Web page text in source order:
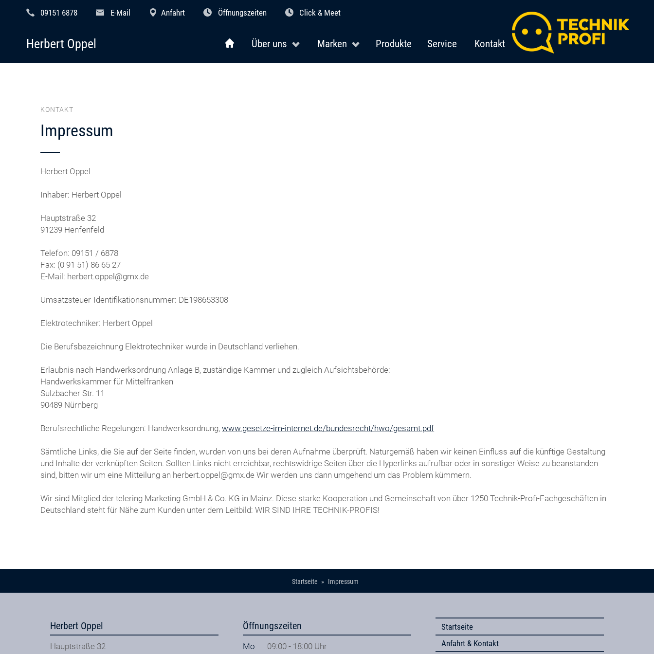
09151 6878 E-Mail Anfahrt Öffnungszeiten Click & Meet
Über uns Marken Produkte Service Kontakt
Herbert Oppel
KONTAKT
Impressum
Herbert Oppel
Inhaber: Herbert Oppel
Hauptstraße 32
91239 Henfenfeld
Telefon: 09151 / 6878
Fax: (0 91 51) 86 65 27
E-Mail: herbert.oppel@gmx.de
Umsatzsteuer-Identifikationsnummer: DE198653308
Elektrotechniker: Herbert Oppel
Die Berufsbezeichnung Elektrotechniker wurde in Deutschland verliehen.
Erlaubnis nach Handwerksordnung Anlage B, zuständige Kammer und zugleich Aufsichtsbehörde:
Handwerkskammer für Mittelfranken
Sulzbacher Str. 11
90489 Nürnberg
Berufsrechtliche Regelungen: Handwerksordnung,www.gesetze-im-internet.de/bundesrecht/hwo/gesamt.pdf
Sämtliche Links, die Sie auf der Seite finden, wurden von uns bei deren Aufnahme überprüft. Naturgemäß haben wir keinen Einfluss auf die künftige Gestaltung
und Inhalte der verknüpften Seiten. Sollten Links nicht erreichbar, rechtswidrige Seiten über die Hyperlinks aufrufbar oder in sonstiger Weise zu beanstanden
sind, bitten wir um eine Mitteilung an herbert.oppel@gmx.de Wir werden uns dann umgehend um das Problem kümmern.
Wir sind Mitglied der telering Marketing GmbH & Co. KG in Mainz. Diese starke Kooperation und Gemeinschaft von über 1250 Technik-Profi-Fachgeschäften in
Deutschland steht für Nähe zum Kunden unter dem Leitbild: WIR SIND IHRE TECHNIK-PROFIS!
Startseite Impressum
Herbert Oppel
Hauptstraße 32
Öffnungszeiten
Mo
09:00 - 18:00 Uhr
Startseite
Anfahrt & Kontakt